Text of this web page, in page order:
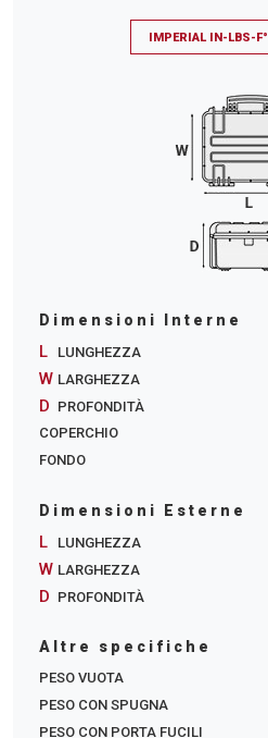
IMPERIAL IN-LBS-F°
Dimensioni Interne
L LUNGHEZZA
W LARGHEZZA
D PROFONDITÀ
COPERCHIO
FONDO
Dimensioni Esterne
L LUNGHEZZA
W LARGHEZZA
D PROFONDITÀ
Altre specifiche
PESO VUOTA
PESO CON SPUGNA
PESO CON PORTA FUCILI